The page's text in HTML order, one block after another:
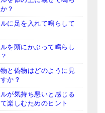
座）
）
？
に足を入れて鳴らして
を頭にかぶって鳴らし
と偽物はどのように見
か？
が気持ち悪いと感じる
楽しむためのヒント